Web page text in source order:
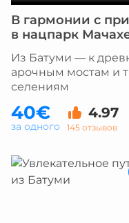
В гармонии с
в нацпарк
Из Батуми — к
арочным мостам и
селениям
40€ 4.97
145 отзывов
за одного